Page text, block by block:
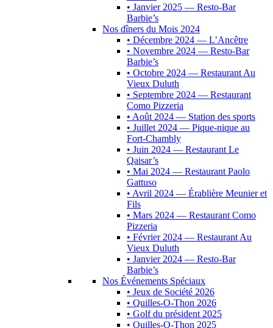
• Janvier 2025 — Resto-Bar
Barbie’s
Nos dîners du Mois 2024
• Décembre 2024 — L’Ancêtre
• Novembre 2024 — Resto-Bar
Barbie’s
• Octobre 2024 — Restaurant Au
Vieux Duluth
• Septembre 2024 — Restaurant
Como Pizzeria
• Août 2024 — Station des sports
• Juillet 2024 — Pique-nique au
Fort-Chambly
• Juin 2024 — Restaurant Le
Qaisar’s
• Mai 2024 — Restaurant Paolo
Gattuso
• Avril 2024 — Érablière Meunier et
Fils
• Mars 2024 — Restaurant Como
Pizzeria
• Février 2024 — Restaurant Au
Vieux Duluth
• Janvier 2024 — Resto-Bar
Barbie’s
Nos Événements Spéciaux
• Jeux de Société 2026
• Quilles-O-Thon 2026
• Golf du président 2025
• Quilles-O-Thon 2025